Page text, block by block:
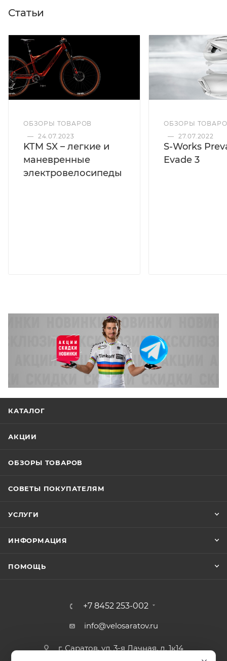
Статьи
ОБЗОРЫ ТОВАРОВ
— 24.07.2023
KTM SX – легкие и
маневренные
электровелосипеды
ОБЗОРЫ
— 27.07.2022
S-Works
Evade 3
КАТАЛОГ
АКЦИИ
ОБЗОРЫ ТОВАРОВ
СОВЕТЫ ПОКУПАТЕЛЯМ
УСЛУГИ
ИНФОРМАЦИЯ
ПОМОЩЬ
+7 8452 253-002
info@velosaratov.ru
г. Саратов, ул. 3-я Дачная, д. 1к14